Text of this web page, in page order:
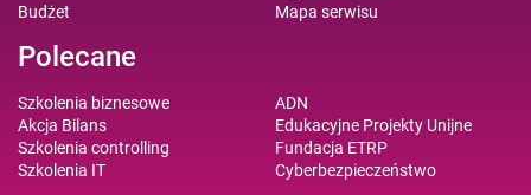
Budżet
Mapa serwisu
Polecane
Szkolenia biznesowe
Akcja Bilans
Szkolenia controlling
Szkolenia IT
ADN
Edukacyjne Projekty Unijne
Fundacja ETRP
Cyberbezpieczeństwo